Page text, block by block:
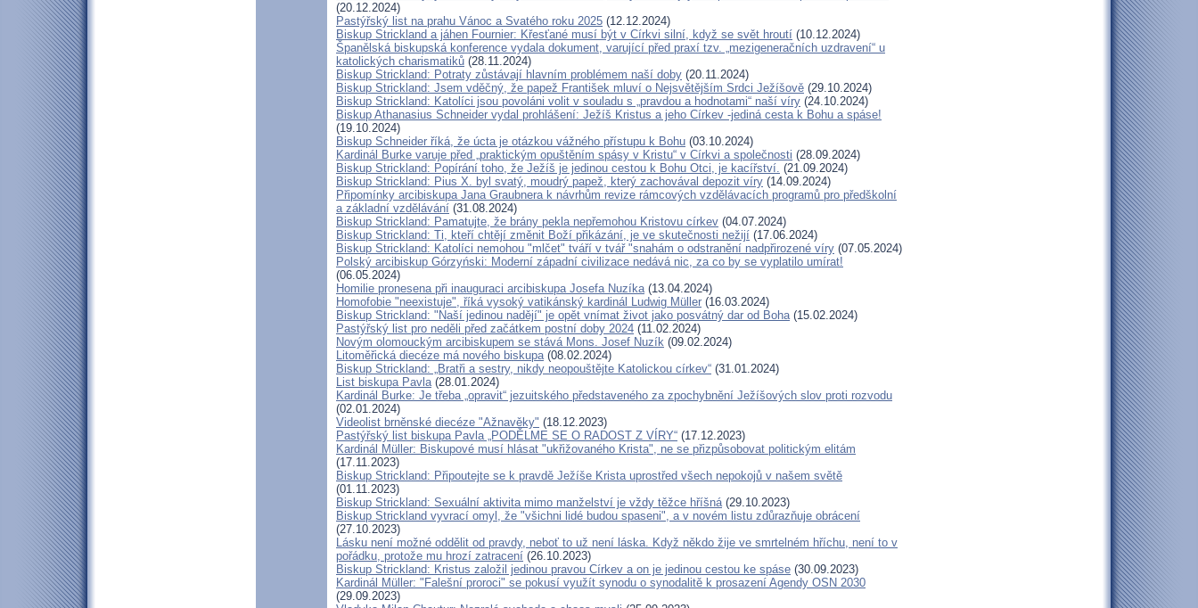
(20.12.2024)
Pastýřský list na prahu Vánoc a Svatého roku 2025 (12.12.2024)
Biskup Strickland a jáhen Fournier: Křesťané musí být v Církvi silní, když se svět hroutí (10.12.2024)
Španělská biskupská konference vydala dokument, varující před praxí tzv. „mezigeneračních uzdravení“ u
katolických charismatiků (28.11.2024)
Biskup Strickland: Potraty zůstávají hlavním problémem naší doby (20.11.2024)
Biskup Strickland: Jsem vděčný, že papež František mluví o Nejsvětějším Srdci Ježíšově (29.10.2024)
Biskup Strickland: Katolíci jsou povoláni volit v souladu s „pravdou a hodnotami“ naší víry (24.10.2024)
Biskup Athanasius Schneider vydal prohlášení: Ježíš Kristus a jeho Církev -jediná cesta k Bohu a spáse!
(19.10.2024)
Biskup Schneider říká, že úcta je otázkou vážného přístupu k Bohu (03.10.2024)
Kardinál Burke varuje před „praktickým opuštěním spásy v Kristu“ v Církvi a společnosti (28.09.2024)
Biskup Strickland: Popírání toho, že Ježíš je jedinou cestou k Bohu Otci, je kacířství. (21.09.2024)
Biskup Strickland: Pius X. byl svatý, moudrý papež, který zachovával depozit víry (14.09.2024)
Připomínky arcibiskupa Jana Graubnera k návrhům revize rámcových vzdělávacích programů pro předškolní
a základní vzdělávání (31.08.2024)
Biskup Strickland: Pamatujte, že brány pekla nepřemohou Kristovu církev (04.07.2024)
Biskup Strickland: Ti, kteří chtějí změnit Boží přikázání, je ve skutečnosti nežijí (17.06.2024)
Biskup Strickland: Katolíci nemohou "mlčet" tváří v tvář "snahám o odstranění nadpřirozené víry (07.05.2024)
Polský arcibiskup Górzyński: Moderní západní civilizace nedává nic, za co by se vyplatilo umírat!
(06.05.2024)
Homilie pronesena při inauguraci arcibiskupa Josefa Nuzíka(13.04.2024)
Homofobie "neexistuje", říká vysoký vatikánský kardinál Ludwig Müller (16.03.2024)
Biskup Strickland: "Naší jedinou nadějí" je opět vnímat život jako posvátný dar od Boha(15.02.2024)
Pastýřský list pro neděli před začátkem postní doby 2024 (11.02.2024)
Novým olomouckým arcibiskupem se stává Mons. Josef Nuzík (09.02.2024)
Litoměřická diecéze má nového biskupa(08.02.2024)
Biskup Strickland: „Bratři a sestry, nikdy neopouštějte Katolickou církev“ (31.01.2024)
List biskupa Pavla(28.01.2024)
Kardinál Burke: Je třeba „opravit“ jezuitského představeného za zpochybnění Ježíšových slov proti rozvodu
(02.01.2024)
Videolist brněnské diecéze "Ažnavěky" (18.12.2023)
Pastýřský list biskupa Pavla „PODĚLME SE O RADOST Z VÍRY“ (17.12.2023)
Kardinál Müller: Biskupové musí hlásat "ukřižovaného Krista", ne se přizpůsobovat politickým elitám
(17.11.2023)
Biskup Strickland: Připoutejte se k pravdě Ježíše Krista uprostřed všech nepokojů v našem světě
(01.11.2023)
Biskup Strickland: Sexuální aktivita mimo manželství je vždy těžce hříšná(29.10.2023)
Biskup Strickland vyvrací omyl, že "všichni lidé budou spaseni", a v novém listu zdůrazňuje obrácení
(27.10.2023)
Lásku není možné oddělit od pravdy, neboť to už není láska. Když někdo žije ve smrtelném hříchu, není to v
pořádku, protože mu hrozí zatracení (26.10.2023)
Biskup Strickland: Kristus založil jedinou pravou Církev a on je jedinou cestou ke spáse (30.09.2023)
Kardinál Müller: "Falešní proroci" se pokusí využít synodu o synodalitě k prosazení Agendy OSN 2030
(29.09.2023)